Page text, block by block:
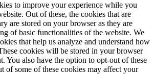
to improve your experience while you
Out of these, the cookies that are
are stored on your browser as they are
of basic functionalities of the website. We
that help us analyze and understand how
cookies will be stored in your browser
You also have the option to opt-out of these
of some of these cookies may affect your